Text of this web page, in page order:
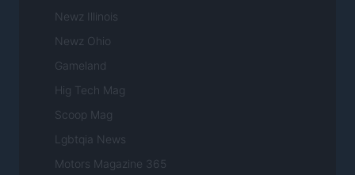
Newz Illinois
Newz Ohio
Gameland
Hig Tech Mag
Scoop Mag
Lgbtqia News
Motors Magazine 365